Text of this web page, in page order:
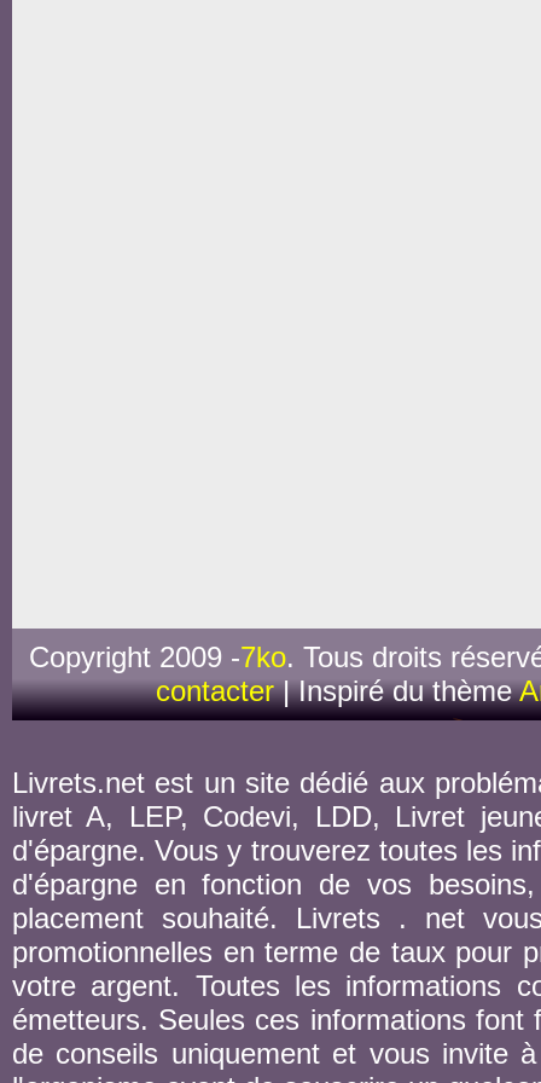
Copyright 2009 -7ko. Tous droits
contacter| Inspiré du thème
Livrets.net est un site dédié aux
livret A, LEP, Codevi, LDD, Livret
d'épargne. Vous y trouverez toutes les
d'épargne en fonction de vos
placement souhaité. Livrets . net
promotionnelles en terme de taux pour
votre argent. Toutes les informations
émetteurs. Seules ces informations
de conseils uniquement et vous invite